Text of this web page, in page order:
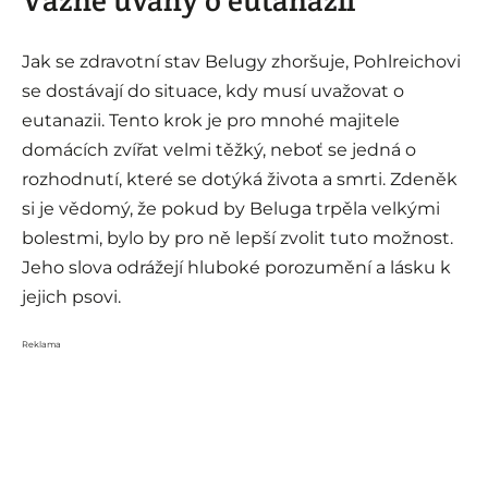
Jak se zdravotní stav Belugy zhoršuje, Pohlreichovi
se dostávají do situace, kdy musí uvažovat o
eutanazii. Tento krok je pro mnohé majitele
domácích zvířat velmi těžký, neboť se jedná o
rozhodnutí, které se dotýká života a smrti. Zdeněk
si je vědomý, že pokud by Beluga trpěla velkými
bolestmi, bylo by pro ně lepší zvolit tuto možnost.
Jeho slova odrážejí hluboké porozumění a lásku k
jejich psovi.
Reklama